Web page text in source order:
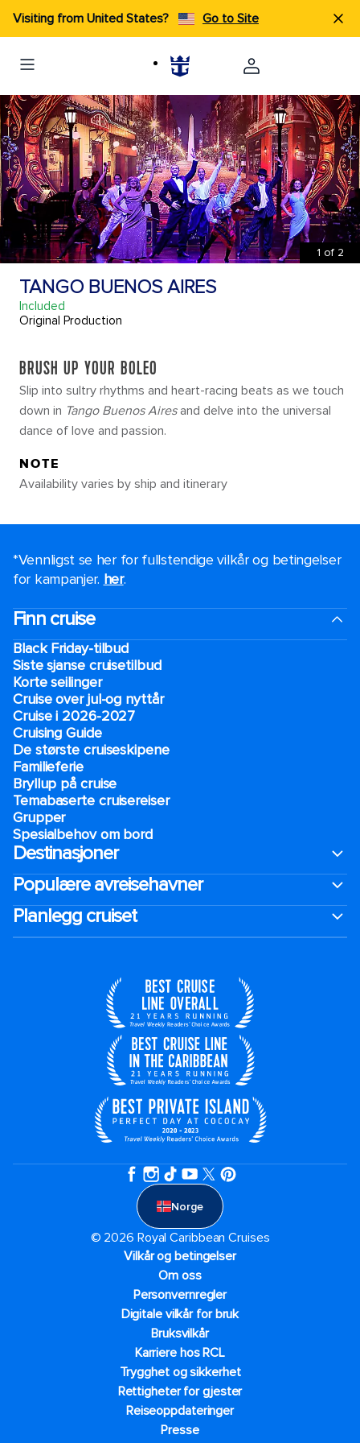
Visiting from United States? Go to Site
1 of 2
TANGO BUENOS AIRES
Included
Original Production
BRUSH UP YOUR BOLEO
Slip into sultry rhythms and heart-racing beats as we touch
down in Tango Buenos Airesand delve into the universal
dance of love and passion.
NOTE
Availability varies by ship and itinerary
*Vennligst se her for fullstendige vilkår og betingelser
for kampanjer. her.
Finn cruise
Black Friday-tilbud
Siste sjanse cruisetilbud
Korte seilinger
Cruise over jul-og nyttår
Cruise i 2026-2027
Cruising Guide
De største cruiseskipene
Familieferie
Bryllup på cruise
Temabaserte cruisereiser
Grupper
Spesialbehov om bord
Destinasjoner
Populære avreisehavner
Planlegg cruiset
Norge
© 2026 Royal Caribbean Cruises
Vilkår og betingelser
Om oss
Personvernregler
Digitale vilkår for bruk
Bruksvilkår
Karriere hos RCL
Trygghet og sikkerhet​
Rettigheter for gjester
Reiseoppdateringer
Presse